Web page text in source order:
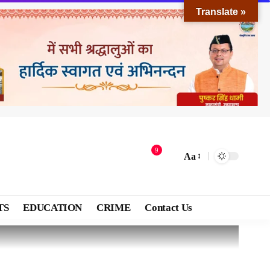
9
Aa
EDUCATION CRIME Contact Us
Translate »